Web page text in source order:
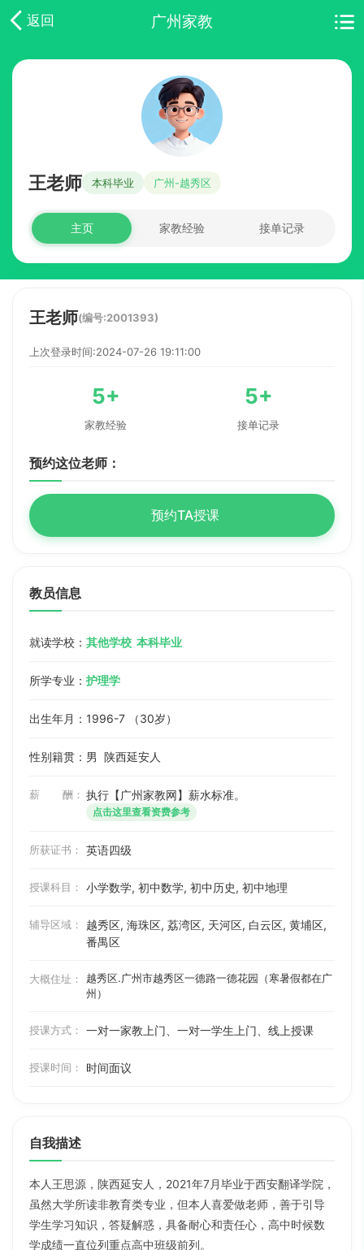
返回 广州家教
王老师 本科毕业 广州-越秀区
主页 家教经验 接单记录
王老师(编号:2001393)
上次登录时间:2024-07-26 19:11:00
5+
家教经验
5+
接单记录
预约这位老师：
预约TA授课
教员信息
就读学校： 其他学校 本科毕业
所学专业： 护理学
出生年月：1996-7 （30岁）
性别籍贯：男 陕西延安人
薪 酬： 执行【广州家教网】薪水标准。
点击这里查看资费参考
所获证书： 英语四级
授课科目： 小学数学, 初中数学, 初中历史, 初中地理
辅导区域：
越秀区, 海珠区, 荔湾区, 天河区, 白云区, 黄埔区,
番禺区
大概住址：
越秀区.广州市越秀区一德路一德花园（寒暑假都在广
州）
授课方式： 一对一家教上门、一对一学生上门、线上授课
授课时间： 时间面议
自我描述
本人王思源，陕西延安人，2021年7月毕业于西安翻译学院，
虽然大学所读非教育类专业，但本人喜爱做老师，善于引导
学生学习知识，答疑解惑，具备耐心和责任心，高中时候数
学成绩一直位列重点高中班级前列。